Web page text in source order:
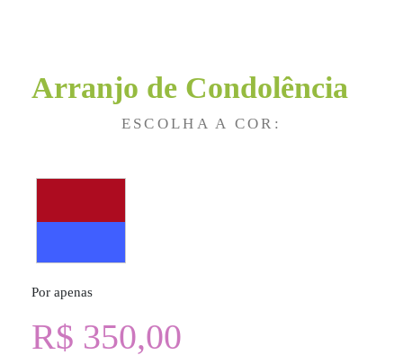
Arranjo de Condolência
ESCOLHA A COR:
Por apenas
R$ 350,00